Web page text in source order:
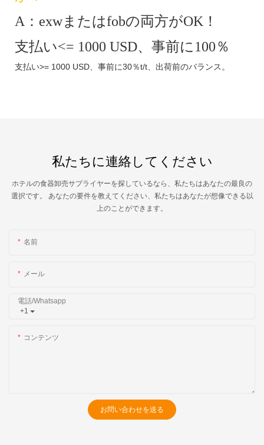
A：exwまたはfobの両方がOK！
支払い<= 1000 USD、事前に100％
支払い>= 1000 USD、事前に30％t/t、出荷前のバランス。
私たちに連絡してください
ホテルの食器卸売サプライヤーを探しているなら、私たちはあなたの最良の
選択です。 あなたの要件を教えてください、私たちはあなたが想像できる以
上のことができます。
名前
メール
+1
電話/whatsapp
コンテンツ
お問い合わせを送る